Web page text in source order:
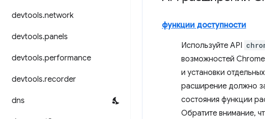
devtools.network
devtools.panels
devtools.performance
devtools.recorder
dns
функции доступности
Используйте API
возможностей
и установки
расширение должно
состояния функции
Обратите внимание,